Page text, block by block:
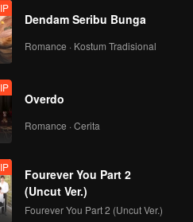
Dendam Seribu Bunga
Romance · Kostum Tradisional
Overdo
Romance · Cerita
Fourever You Part 2
(Uncut Ver.)
Fourever You Part 2 (Uncut Ver.)